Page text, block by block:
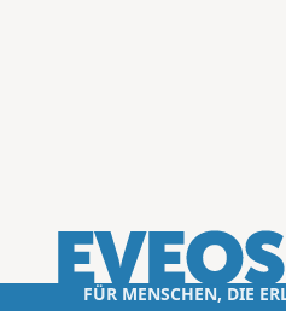
FÜR MENSCHEN, DIE